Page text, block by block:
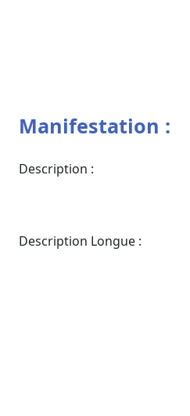
Manifestation :
Description :
Description Longue :